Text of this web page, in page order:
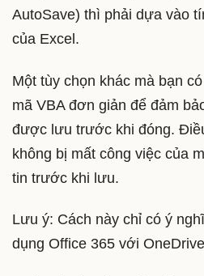
AutoSave) thì phải dựa vào
của Excel.
Một tùy chọn khác mà bạn
mã VBA đơn giản để đảm
được lưu trước khi đóng.
không bị mất công việc của
tin trước khi lưu.
Lưu ý: Cách này chỉ có ý
dụng Office 365 với